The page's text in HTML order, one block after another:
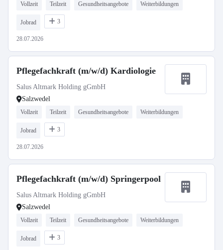
Vollzeit Teilzeit Gesundheitsangebote Weiterbildungen
Jobrad 3
28.07.2026
Pflegefachkraft (m/w/d) Kardiologie
Salus Altmark Holding gGmbH
Salzwedel
Vollzeit Teilzeit Gesundheitsangebote Weiterbildungen
Jobrad 3
28.07.2026
Pflegefachkraft (m/w/d) Springerpool
Salus Altmark Holding gGmbH
Salzwedel
Vollzeit Teilzeit Gesundheitsangebote Weiterbildungen
Jobrad 3